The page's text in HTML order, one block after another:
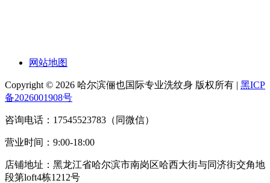
网站地图
Copyright © 2026 哈尔滨俪也国际专业洗纹身 版权所有 | 黑ICP
备2026001908号
咨询电话：17545523783（同微信）
营业时间：9:00-18:00
店铺地址：黑龙江省哈尔滨市南岗区哈西大街与同济街交角地
段第loft4栋1212号